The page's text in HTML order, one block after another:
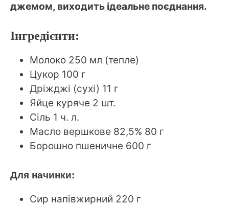
джемом, виходить ідеальне поєднання.
Інгредієнти:
Молоко 250 мл (тепле)
Цукор 100 г
Дріжджі (сухі) 11 г
Яйце куряче 2 шт.
Сіль 1 ч. л.
Масло вершкове 82,5% 80 г
Борошно пшеничне 600 г
Для начинки:
Сир напівжирний 220 г